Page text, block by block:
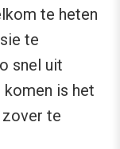
te heten
te
snel uit
is het
te